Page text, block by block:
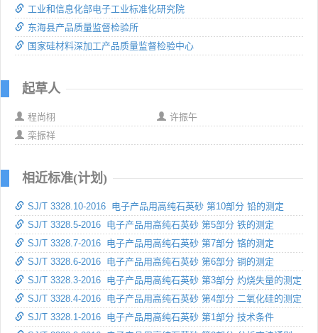
工业和信息化部电子工业标准化研究院
东海县产品质量监督检验所
国家硅材料深加工产品质量监督检验中心
起草人
程尚栩
许振午
栾振祥
相近标准(计划)
SJ/T 3328.10-2016 电子产品用高纯石英砂 第10部分 铅的测定
SJ/T 3328.5-2016 电子产品用高纯石英砂 第5部分 铁的测定
SJ/T 3328.7-2016 电子产品用高纯石英砂 第7部分 铬的测定
SJ/T 3328.6-2016 电子产品用高纯石英砂 第6部分 铜的测定
SJ/T 3328.3-2016 电子产品用高纯石英砂 第3部分 灼烧失量的测定
SJ/T 3328.4-2016 电子产品用高纯石英砂 第4部分 二氧化硅的测定
SJ/T 3328.1-2016 电子产品用高纯石英砂 第1部分 技术条件